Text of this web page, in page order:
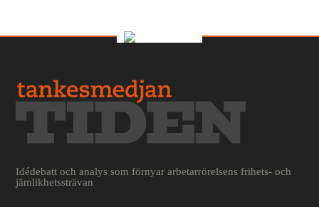
Idédebatt och analys som förnyar arbetarrörelsens frihets- och
jämlikhetssträvan